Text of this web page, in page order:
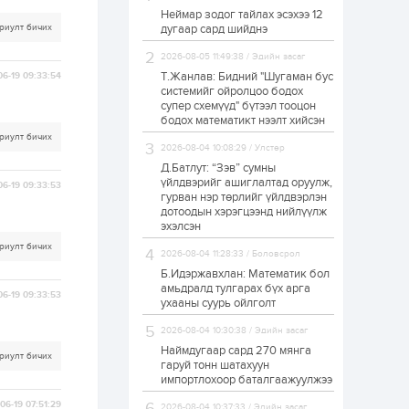
бичих
19 09:33:54
бичих
19 09:33:53
бичих
19 09:33:53
бичих
19 07:51:29
Н.Номтойбаяр:
Аймгуудад
тулгамдаж буй
асуудлуудыг долоо
хоног бүр Засгийн
газрын...
22 цаг 0
УИХ-ын дарга
С.Бямбацогт төрийг
төлөөлөн Сутай
хайрхны тэнгэрийг
тахих төрийн
тахилгад оролцлоо
22 цаг 2 0
“Хотын дарга сонсож
дугаарыг
наймдугаар сарын
22 цаг 0
“Чингис хаан” олон
руу нийтийн тээврийн
автобус 24 цагаар
үйлчилж байна
1 өдөр 1 0
Неймар зодог тайлах эсэхээ 12
дугаар сард шийднэ
2026-08-05 11:49:38 / Эдийн засаг
Т.Жанлав: Бидний "Шугаман бус
системийг ойролцоо бодох
супер схемүүд" бүтээл тооцон
бодох математикт нээлт хийсэн
2026-08-04 10:08:29 / Улстөр
Д.Батлут: “Зэв” сумны
үйлдвэрийг ашиглалтад оруулж,
гурван нэр төрлийг үйлдвэрлэн
дотоодын хэрэгцээнд нийлүүлж
эхэлсэн
2026-08-04 11:28:33 / Боловсрол
Б.Идэржавхлан: Математик бол
амьдралд тулгарах бүх арга
ухааны суурь ойлголт
2026-08-04 10:30:38 / Эдийн засаг
Наймдугаар сард 270 мянга
гаруй тонн шатахуун
импортлохоор баталгаажуулжээ